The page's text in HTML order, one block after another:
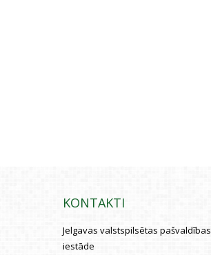
KONTAKTI
Jelgavas valstspilsētas pašvaldības
iestāde